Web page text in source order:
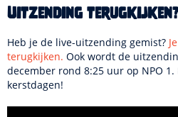
Uitzending terugkijken?
Heb je de live-uitzending gemist?
terugkijken. Ook wordt de
december rond 8:25 uur op NPO
kerstdagen!